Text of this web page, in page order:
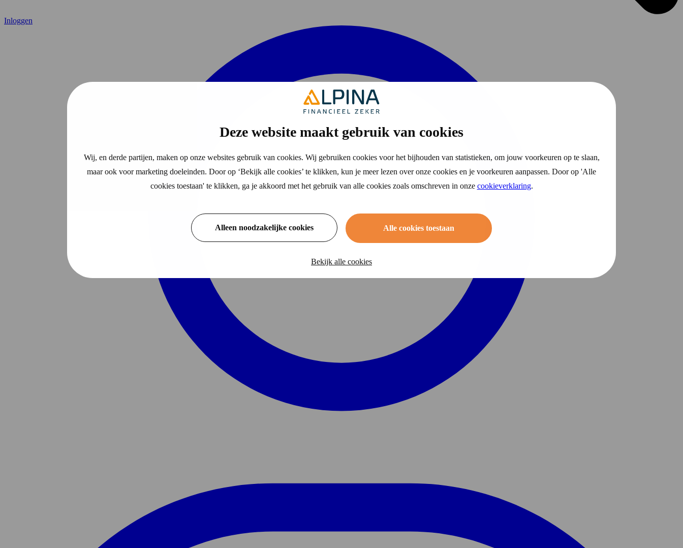
Deze website maakt gebruik van cookies
Wij, en derde partijen, maken op onze websites gebruik van cookies. Wij gebruiken cookies voor het bijhouden van statistieken, om jouw voorkeuren op te slaan,
maar ook voor marketing doeleinden. Door op ‘Bekijk alle cookies’ te klikken, kun je meer lezen over onze cookies en je voorkeuren aanpassen. Door op 'Alle
cookies toestaan' te klikken, ga je akkoord met het gebruik van alle cookies zoals omschreven in onze cookieverklaring.
Alleen noodzakelijke cookies Alle cookies toestaan
Bekijk alle cookies
Inloggen